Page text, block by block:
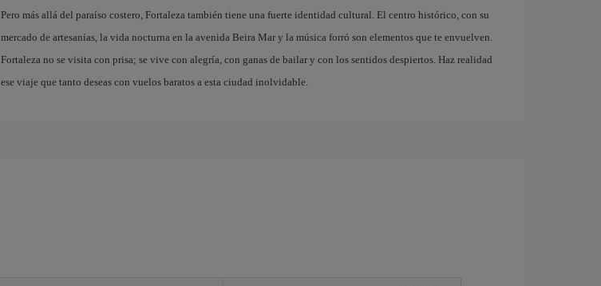
Pero más allá del paraíso costero, Fortaleza también tiene una fuerte identidad cultural. El centro histórico, con su
mercado de artesanías, la vida nocturna en la avenida Beira Mar y la música forró son elementos que te envuelven.
Fortaleza no se visita con prisa; se vive con alegría, con ganas de bailar y con los sentidos despiertos. Haz realidad
ese viaje que tanto deseas con vuelos baratos a esta ciudad inolvidable.